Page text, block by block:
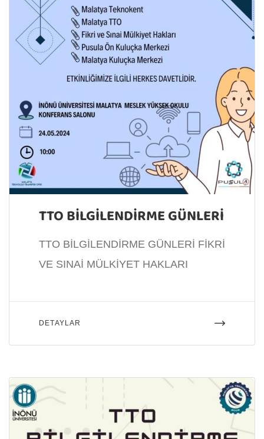
TTO BİLGİLENDİRME GÜNLERİ
TTO BİLGİLENDİRME GÜNLERİ FİKRİ
VE SINAİ MÜLKİYET HAKLARI
DETAYLAR